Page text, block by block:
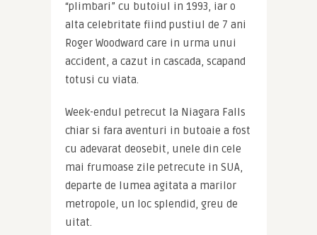
“plimbari” cu butoiul in 1993, iar o
alta celebritate fiind pustiul de 7 ani
Roger Woodward care in urma unui
accident, a cazut in cascada, scapand
totusi cu viata.
Week-endul petrecut la Niagara Falls
chiar si fara aventuri in butoaie a fost
cu adevarat deosebit, unele din cele
mai frumoase zile petrecute in SUA,
departe de lumea agitata a marilor
metropole, un loc splendid, greu de
uitat.